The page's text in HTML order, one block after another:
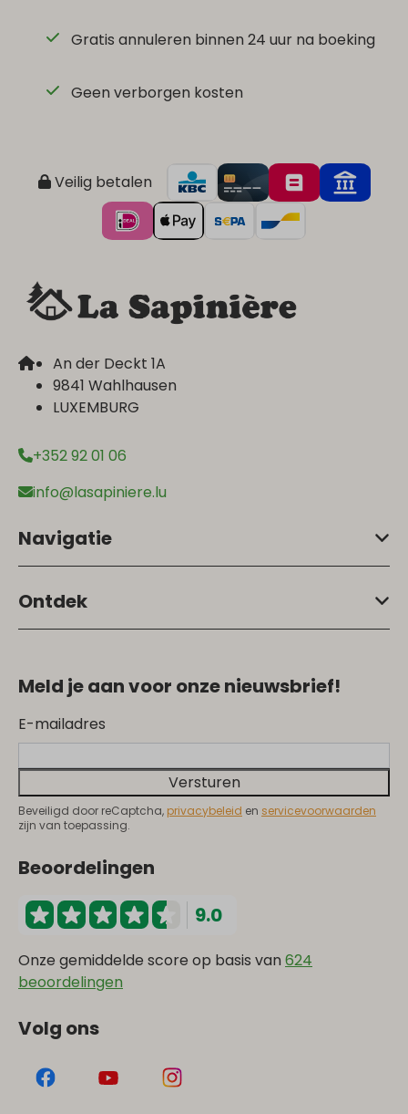
Gratis annuleren binnen 24 uur na boeking
Geen verborgen kosten
Veilig betalen
An der Deckt 1A
9841 Wahlhausen
LUXEMBURG
+352 92 01 06
info@lasapiniere.lu
Navigatie
Ontdek
Meld je aan voor onze nieuwsbrief!
E-mailadres
Versturen
Beveiligd door reCaptcha, privacybeleid en servicevoorwaarden
zijn van toepassing.
Beoordelingen
9.0
Onze gemiddelde score op basis van 624
beoordelingen
Volg ons